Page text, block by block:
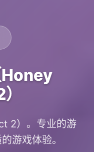
2）。专业的游
游戏体验。